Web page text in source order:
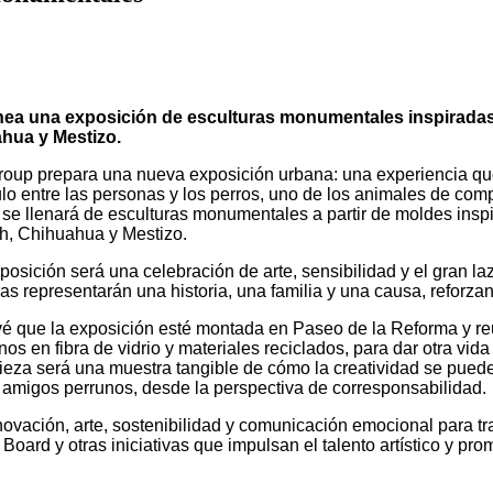
una exposición de esculturas monumentales
y Mestizo.
prepara una nueva exposición urbana: una experiencia
entre las personas y los perros, uno de los animales de
se llenará de esculturas monumentales a partir de moldes
Chihuahua y Mestizo.
será una celebración de arte, sensibilidad y el gran
representarán una historia, una familia y una causa,
que la exposición esté montada en Paseo de la Reforma y
en fibra de vidrio y materiales reciclados, para dar otra
será una muestra tangible de cómo la creatividad se
perrunos, desde la perspectiva de corresponsabilidad.
arte, sostenibilidad y comunicación emocional para
y otras iniciativas que impulsan el talento artístico y